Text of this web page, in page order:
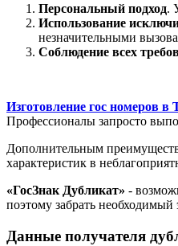
Персональный подход.
Использование
незначительными
Соблюдение всех
Изготовление гос номеров в
Профессионалы запросто
Дополнительным
характеристик в
«ГосЗнак Дубликат» -
поэтому забрать необходимый
Данные получателя